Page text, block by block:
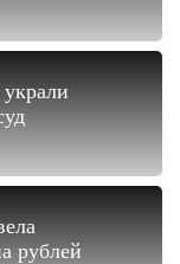
рублей